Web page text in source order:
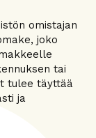
omistajan
joko
tai
tulee täyttää
ja